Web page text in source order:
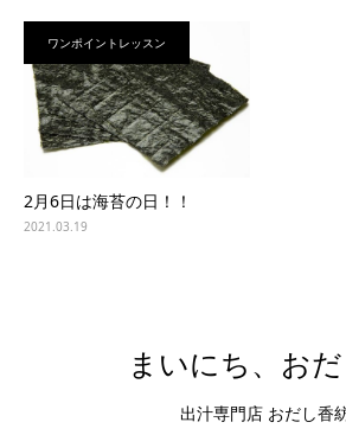
ワンポイントレッスン
2月6日は海苔の日！！
2021.03.19
まいにち、おだ
出汁専門店 おだし香